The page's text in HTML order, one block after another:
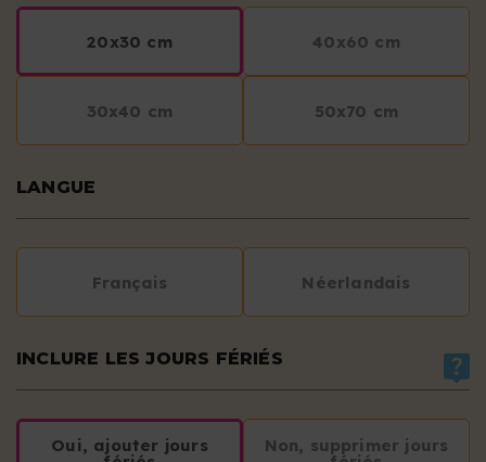
20x30 cm 40x60 cm
30x40 cm 50x70 cm
LANGUE
Français Néerlandais
INCLURE LES JOURS FÉRIÉS
Oui, ajouter jours Non, supprimer jours